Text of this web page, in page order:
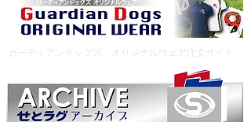
ガーディアンドッグズ オリジナルウェア注文サイト